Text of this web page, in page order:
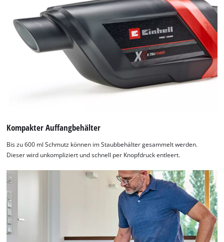
Usercentrics
Consent
Management
Platform
Kompakter Auffangbehälter
Bis zu 600 ml Schmutz können im Staubbehälter gesammelt werden.
Dieser wird unkompliziert und schnell per Knopfdruck entleert.